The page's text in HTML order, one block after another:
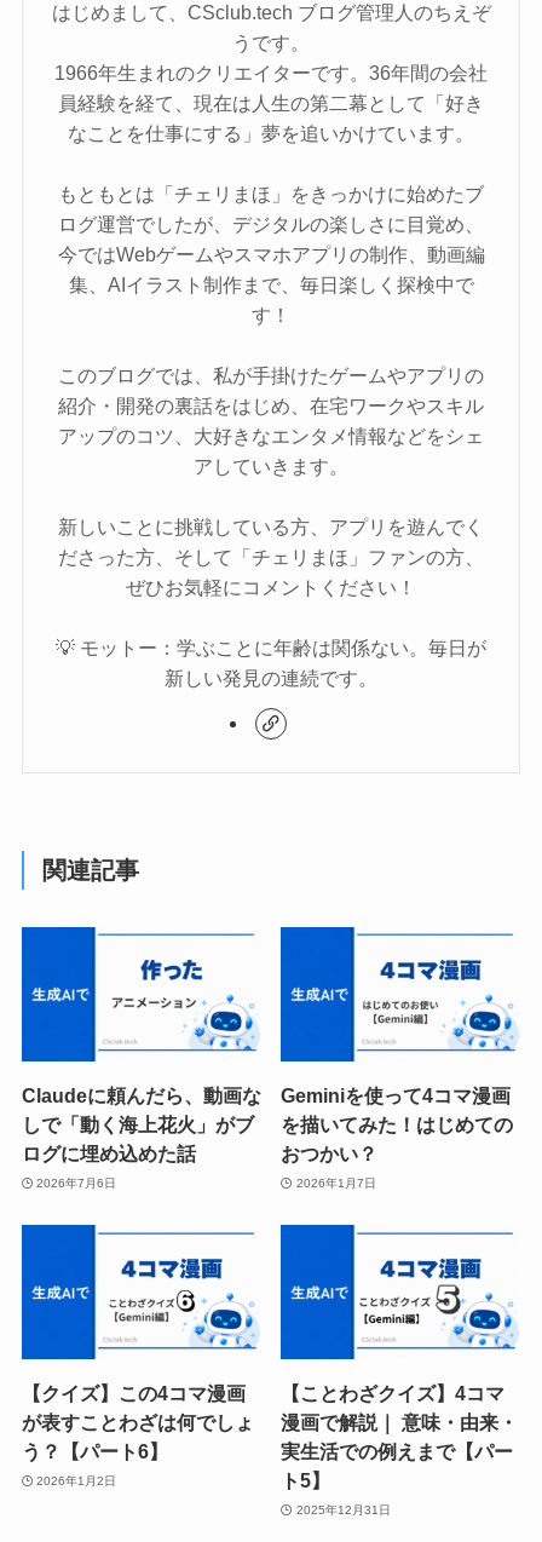
はじめまして、CSclub.tech ブログ管理人のちえぞ
うです。
1966年生まれのクリエイターです。36年間の会社
員経験を経て、現在は人生の第二幕として「好き
なことを仕事にする」夢を追いかけています。
もともとは「チェリまほ」をきっかけに始めたブ
ログ運営でしたが、デジタルの楽しさに目覚め、
今ではWebゲームやスマホアプリの制作、動画編
集、AIイラスト制作まで、毎日楽しく探検中で
す！
このブログでは、私が手掛けたゲームやアプリの
紹介・開発の裏話をはじめ、在宅ワークやスキル
アップのコツ、大好きなエンタメ情報などをシェ
アしていきます。
新しいことに挑戦している方、アプリを遊んでく
ださった方、そして「チェリまほ」ファンの方、
ぜひお気軽にコメントください！
💡 モットー：学ぶことに年齢は関係ない。毎日が
新しい発見の連続です。
関連記事
Claudeに頼んだら、動画な
しで「動く海上花火」がブ
ログに埋め込めた話
2026年7月6日
Geminiを使って4コマ漫画
を描いてみた！はじめての
おつかい？
2026年1月7日
【クイズ】この4コマ漫画
が表すことわざは何でしょ
う？【パート6】
2026年1月2日
【ことわざクイズ】4コマ
漫画で解説｜ 意味・由来・
実生活での例えまで【パー
ト5】
2025年12月31日